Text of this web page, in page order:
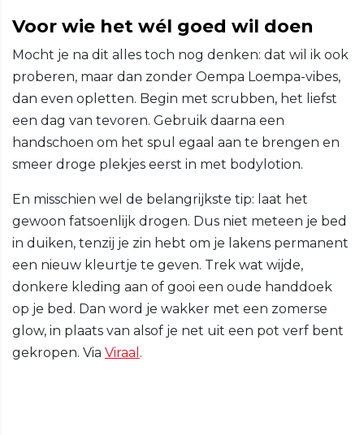
Voor wie het wél goed wil doen
Mocht je na dit alles toch nog denken: dat wil ik ook
proberen, maar dan zonder Oempa Loempa-vibes,
dan even opletten. Begin met scrubben, het liefst
een dag van tevoren. Gebruik daarna een
handschoen om het spul egaal aan te brengen en
smeer droge plekjes eerst in met bodylotion.
En misschien wel de belangrijkste tip: laat het
gewoon fatsoenlijk drogen. Dus niet meteen je bed
in duiken, tenzij je zin hebt om je lakens permanent
een nieuw kleurtje te geven. Trek wat wijde,
donkere kleding aan of gooi een oude handdoek
op je bed. Dan word je wakker met een zomerse
glow, in plaats van alsof je net uit een pot verf bent
gekropen. Via Viraal .